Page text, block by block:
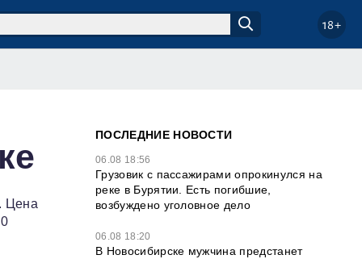
18+
Цена
ПОСЛЕДНИЕ НОВОСТИ
06.08 18:56
Грузовик с пассажирами опрокинулся на
реке в Бурятии. Есть погибшие,
возбуждено уголовное дело
06.08 18:20
В Новосибирске мужчина предстанет